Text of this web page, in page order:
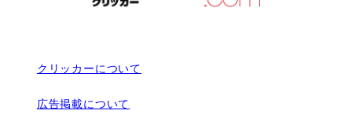
クリッカーについて
広告掲載について